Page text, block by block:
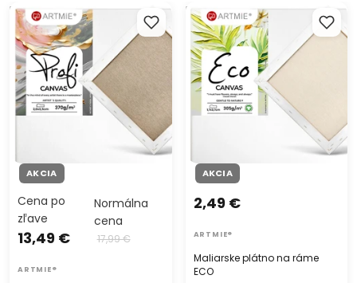
Maliarske plátno na ráme
PROFI ARTMIE
AKCIA
Cena po
zľave
13,49 €
Normálna
cena
17,99 €
ARTMIE®
Maliarske plátno na ráme
ECO
AKCIA
Maliarske plátno na ráme
ECO
2,49 €
ARTMIE®